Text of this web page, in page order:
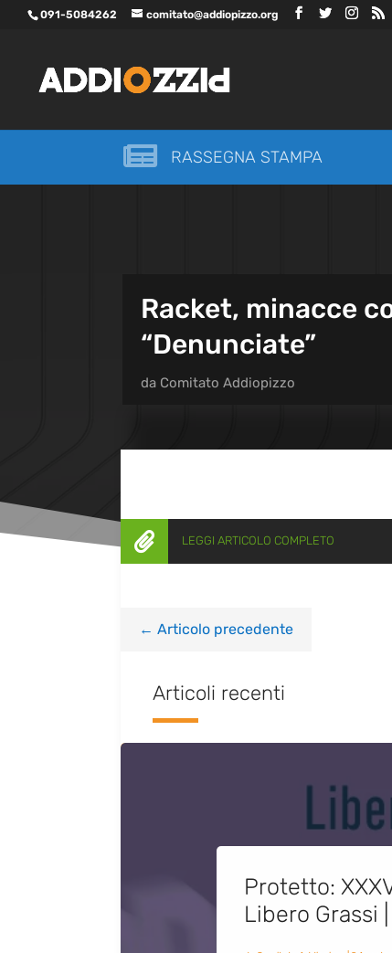
091-5084262 comitato@addiopizzo.org
 RASSEGNA STAMPA
Racket, minacce
“Denunciate”
da Comitato Addiopizzo
 LEGGI ARTICOLO COMPLETO
← Articolo precedente
Articoli recenti
Protetto:
Libero Grassi